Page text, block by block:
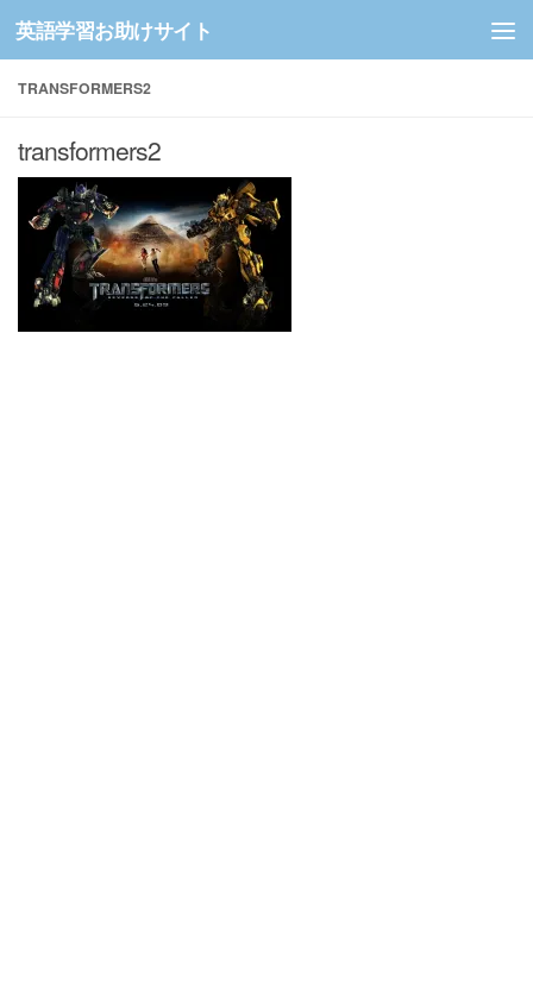
コンテンツへスキップ
英語学習お助けサイト
TRANSFORMERS2
transformers2